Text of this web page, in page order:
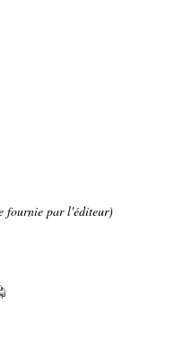
fournie par l'éditeur)